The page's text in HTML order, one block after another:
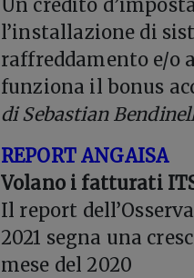
Un credito
l’installazione di
raffreddamento e/o
funziona il bonus
di Sebastian
REPORT ANGAISA
Volano i fatturati
Il report
2021 segna una
mese del 2020